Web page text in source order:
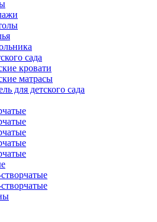
сада
кровати
матрасы
для детского сада